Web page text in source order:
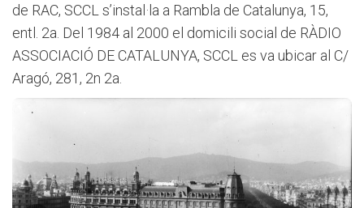
de RAC, SCCL s’instal·la a Rambla de Catalunya, 15,
entl. 2a. Del 1984 al 2000 el domicili social de RÀDIO
ASSOCIACIÓ DE CATALUNYA, SCCL es va ubicar al C/
Aragó, 281, 2n 2a.